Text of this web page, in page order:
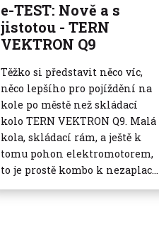
e-TEST: Nově a s
jistotou - TERN
VEKTRON Q9
Těžko si představit něco víc,
něco lepšího pro pojíždění na
kole po městě než skládací
kolo TERN VEKTRON Q9. Malá
kola, skládací rám, a ještě k
tomu pohon elektromotorem,
to je prostě kombo k nezaplac...